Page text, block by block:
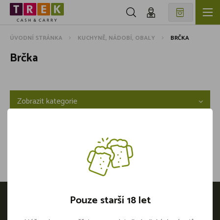
ÚVODNÍ STRÁNKA KUCHYNĚ, NÁDOBÍ, OBALY BRČKA
Brčka
Zobrazit kategorie
Otevírací doba
Pouze starší 18 let